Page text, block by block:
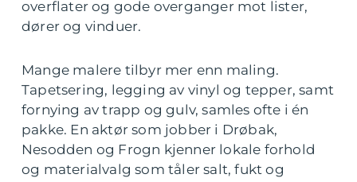
overflater og gode overganger mot lister,
dører og vinduer.
Mange malere tilbyr mer enn maling.
Tapetsering, legging av vinyl og tepper, samt
fornying av trapp og gulv, samles ofte i én
pakke. En aktør som jobber i Drøbak,
Nesodden og Frogn kjenner lokale forhold
og materialvalg som tåler salt, fukt og